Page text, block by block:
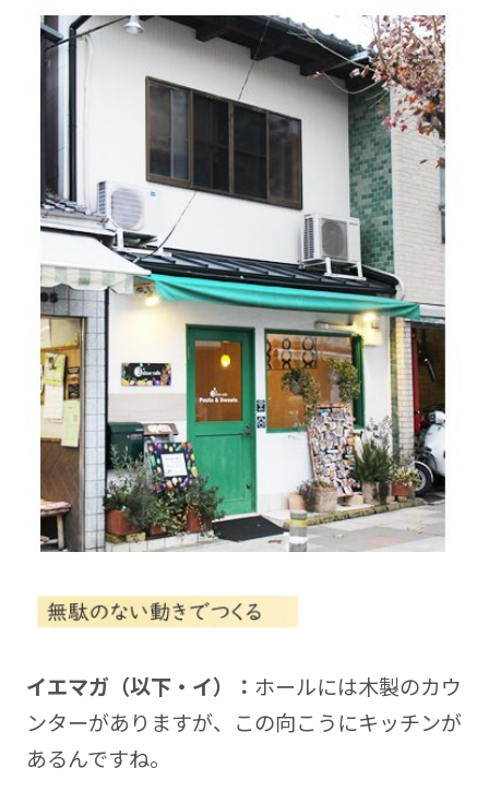
イエマガ（以下・イ）： ホールには木製のカウ
ンターがありますが、この向こうにキッチンが
あるんですね。